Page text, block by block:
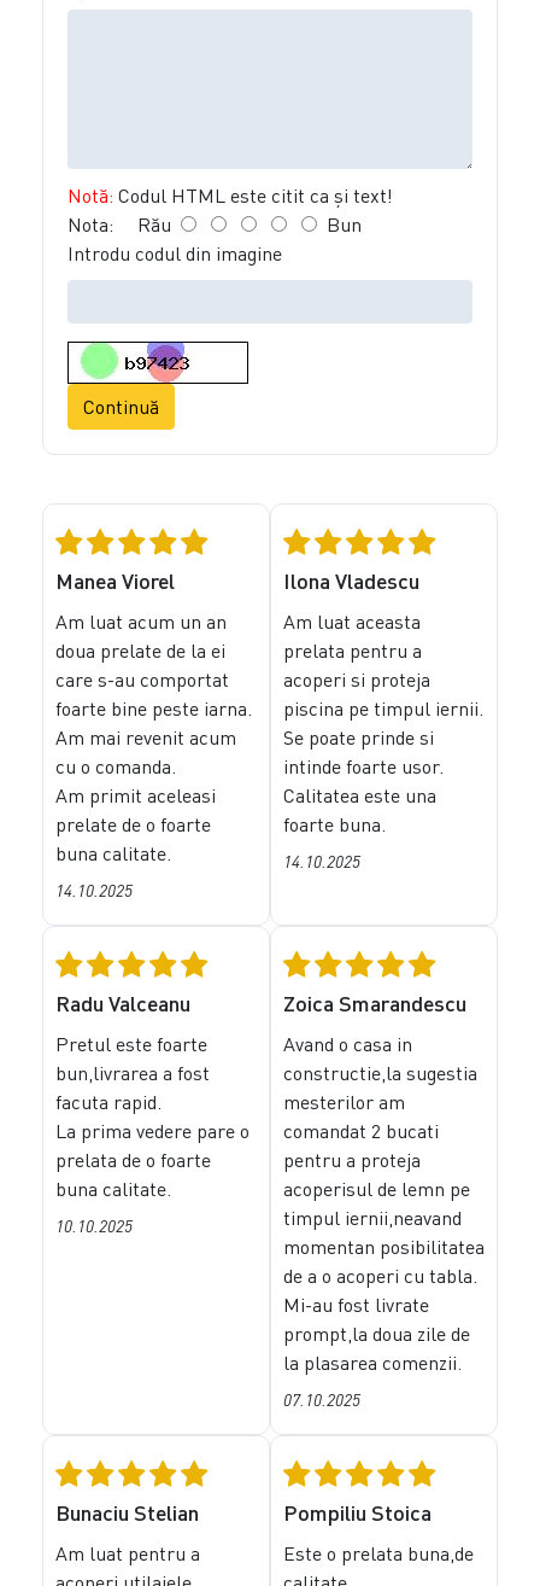
Notă: Codul HTML este citit ca şi text!
Nota: Rău
Bun
Introdu codul din imagine
Continuă
Manea Viorel
Am luat acum un an
doua prelate de la ei
care s-au comportat
foarte bine peste iarna.
Am mai revenit acum
cu o comanda.
Am primit aceleasi
prelate de o foarte
buna calitate.
14.10.2025
Ilona Vladescu
Am luat aceasta
prelata pentru a
acoperi si proteja
piscina pe timpul iernii.
Se poate prinde si
intinde foarte usor.
Calitatea este una
foarte buna.
14.10.2025
Radu Valceanu
Pretul este foarte
bun,livrarea a fost
facuta rapid.
La prima vedere pare o
prelata de o foarte
buna calitate.
10.10.2025
Zoica Smarandescu
Avand o casa in
constructie,la sugestia
mesterilor am
comandat 2 bucati
pentru a proteja
acoperisul de lemn pe
timpul iernii,neavand
momentan posibilitatea
de a o acoperi cu tabla.
Mi-au fost livrate
prompt,la doua zile de
la plasarea comenzii.
07.10.2025
Bunaciu Stelian
Am luat pentru a
Pompiliu Stoica
Este o prelata buna,de